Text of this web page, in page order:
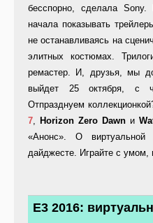
бесспорно, сделала Sony.
начала показывать
не останавливаясь на
элитных костюмах.
ремастер. И, друзья, мы
выйдет 25 октября, с
Отпразднуем
7, Horizon Zero Dawn и
«Анонс». О
дайджесте. Играйте с умом,
E3 2016: